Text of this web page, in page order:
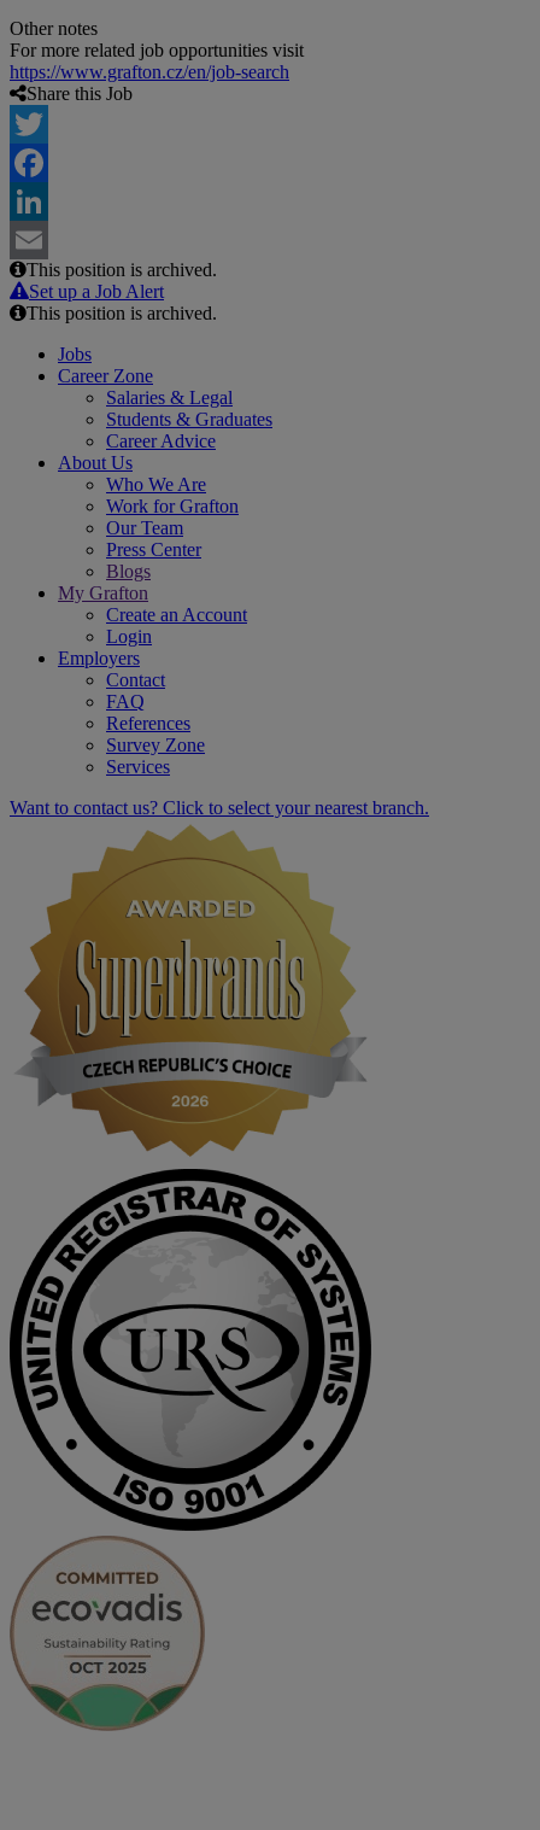
Other notes
For more related job opportunities visit
https://www.grafton.cz/en/job-search
Share this Job
Twitter
Facebook
LinkedIn
Email
This position is archived.
Set up a Job Alert
This position is archived.
Jobs
Career Zone
Salaries & Legal
Students & Graduates
Career Advice
About Us
Who We Are
Work for Grafton
Our Team
Press Center
Blogs
My Grafton
Create an Account
Login
Employers
Contact
FAQ
References
Survey Zone
Services
Want to contact us? Click to select your nearest branch.